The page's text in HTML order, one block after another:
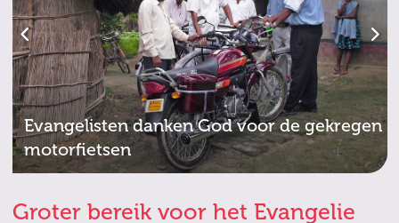
Evangelisten danken God voor de gekregen
motorfietsen
Groter bereik voor het Evangelie